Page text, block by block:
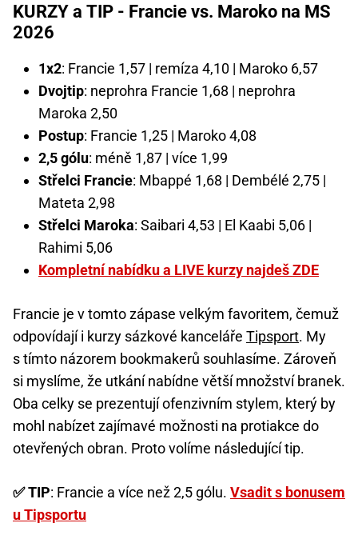
KURZY a TIP - Francie vs. Maroko na MS
2026
1x2: Francie 1,57 | remíza 4,10 | Maroko 6,57
Dvojtip: neprohra Francie 1,68 | neprohra
Maroka 2,50
Postup: Francie 1,25 | Maroko 4,08
2,5 gólu: méně 1,87 | více 1,99
Střelci Francie: Mbappé 1,68 | Dembélé 2,75 |
Mateta 2,98
Střelci Maroka: Saibari 4,53 | El Kaabi 5,06 |
Rahimi 5,06
Kompletní nabídku a LIVE kurzy najdeš ZDE
Francie je v tomto zápase velkým favoritem, čemuž
odpovídají i kurzy sázkové kanceláře Tipsport. My
s tímto názorem bookmakerů souhlasíme. Zároveň
si myslíme, že utkání nabídne větší množství branek.
Oba celky se prezentují ofenzivním stylem, který by
mohl nabízet zajímavé možnosti na protiakce do
otevřených obran. Proto volíme následující tip.
✅ TIP: Francie a více než 2,5 gólu. Vsadit s bonusem
u Tipsportu